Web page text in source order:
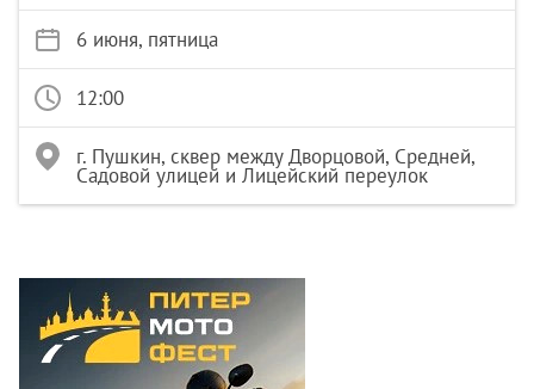
6 июня, пятница
12:00
г. Пушкин, сквер между Дворцовой, Средней,
Садовой улицей и Лицейский переулок